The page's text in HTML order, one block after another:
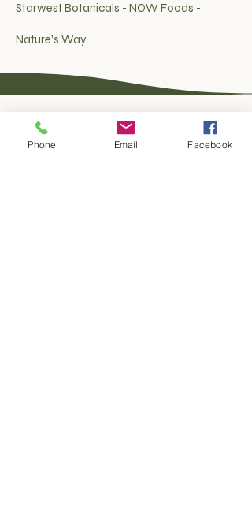
Starwest Botanicals - NOW Foods -
Nature’s Way
Adrien Blondet
Praticien en ayurvéda
Phone Email Facebook